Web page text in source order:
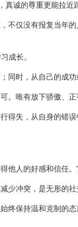
诚的尊重更能拉近
不仅没有报复当年
成长。
同时，从自己的成
。唯有放下骄傲、正
得失，从自身的错
人的好感和信任。
少冲突，是无形的社
终保持温和克制的